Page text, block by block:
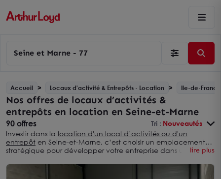
Seine et Marne - 77
Accueil Locaux d'activité & Entrepôts - Location Ile-de-France
Nos offres de locaux d’activités &
entrepôts en location en Seine-et-Marne
90 offres Tri : Nouveautés
Investir dans la location d'un local d’activités ou d'un
entrepôt en Seine-et-Marne, c’est choisir un emplacement
stratégique pour développer votre entreprise dans un secteur
de bénéficier d’une proximité immédiate avec Paris, tout en
lire plus